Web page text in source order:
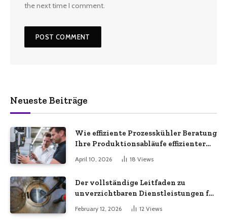
the next time I comment.
Neueste Beiträge
Wie effiziente Prozesskühler Beratung
Ihre Produktionsabläufe effizienter
April 10, 2026 18 Views
Der vollständige Leitfaden zu
unverzichtbaren Dienstleistungen für
eine sichere und effiziente
Gewerbeimmobilie
February 12, 2026 12 Views